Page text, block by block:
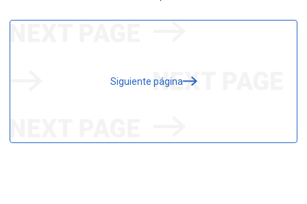
Siguiente página